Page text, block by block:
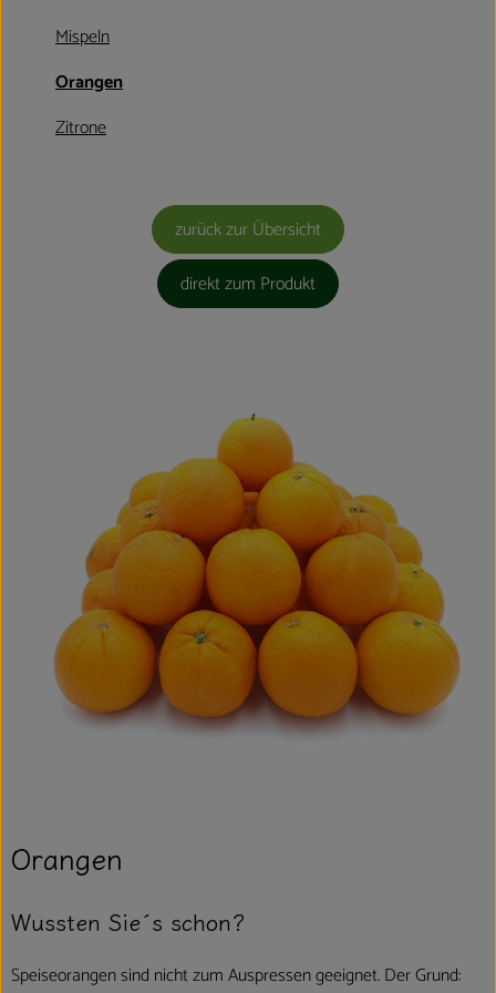
Mispeln
Orangen
Zitrone
zurück zur Übersicht
direkt zum Produkt
Orangen
Wussten Sie´s schon?
Speiseorangen sind nicht zum Auspressen geeignet. Der Grund: